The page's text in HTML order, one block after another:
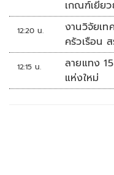
เกณฑ์เยียว
12:20 น.
งานวิจัยเท
ครัวเรือน
12:15 น.
ลายแทง
แห่งใหม่